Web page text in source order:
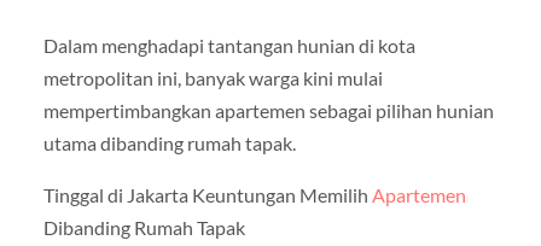
Dalam menghadapi tantangan hunian di kota
metropolitan ini, banyak warga kini mulai
mempertimbangkan apartemen sebagai pilihan hunian
utama dibanding rumah tapak.
Tinggal di Jakarta Keuntungan Memilih Apartemen
Dibanding Rumah Tapak